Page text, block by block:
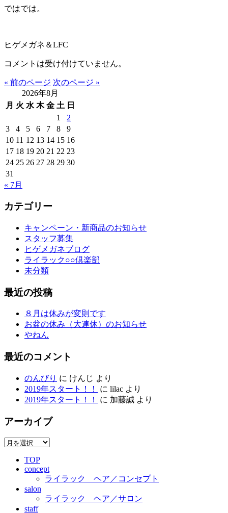
ではでは。
ヒゲメガネ＆LFC
コメントは受け付けていません。
« 前のページ 次のページ »
2026年8月
月 火 水 木 金 土 日
1
2
3
4 5 6 7 8
9
10 11 12 13 14 15 16
17 18 19 20 21 22 23
24 25 26 27 28 29 30
31
« 7月
カテゴリー
キャンペーン・新商品のお知らせ
スタッフ募集
ヒゲメガネブログ
ライラック○○倶楽部
未分類
最近の投稿
８月は休みが変則です
お盆の休み（大連休）のお知らせ
やねん
最近のコメント
のんびり に けんじ より
2019年スタート！！
に lilac より
2019年スタート！！
に 加藤誠 より
アーカイブ
ア
TOP
concept
ライラック ヘア／コンセプト
salon
ライラック ヘア／サロン
staff